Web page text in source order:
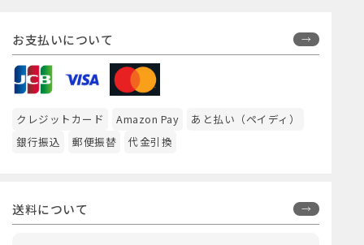
お支払いについて
クレジットカード Amazon Pay
あと払い（ペイディ）
銀行振込
郵便振替 代金引換
送料について